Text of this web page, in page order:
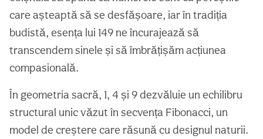
care așteaptă să se desfășoare, iar în tradiția
budistă, esența lui 149 ne încurajează să
transcendem sinele și să îmbrățișăm acțiunea
compasională.
În geometria sacră, 1, 4 și 9 dezvăluie un echilibru
structural unic văzut în secvența Fibonacci, un
model de creștere care răsună cu designul naturii.